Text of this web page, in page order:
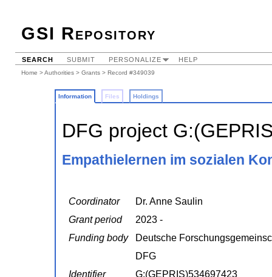
GSI Repository
SEARCH SUBMIT PERSONALIZE HELP
Home >Authorities > Grants > Record #349039
Information Files Holdings
DFG project
Empathielernen im sozialen
Coordinator
Dr. Anne Saulin
Grant period
2023 -
Funding body
Deutsche
DFG
Identifier
G:(GEPRIS)534697423